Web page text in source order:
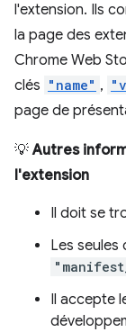
l'extension. Ils
la page des
Chrome Web
clés "name" ,
page de
💡Autres
l'extension
Il doit se
Les
Il accepte